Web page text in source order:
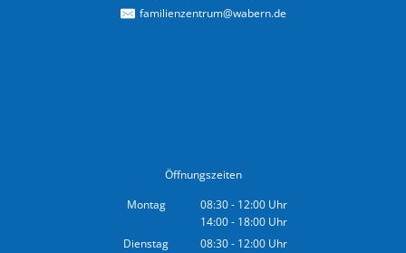
familienzentrum@wabern.de
Öffnungszeiten
Montag
08:30- 12:00 Uhr
Von 08:30 bis 12:00 Uhr
14:00- 18:00 Uhr
Von 14:00 bis 18:00 Uhr
Dienstag 08:30- 12:00 Uhr